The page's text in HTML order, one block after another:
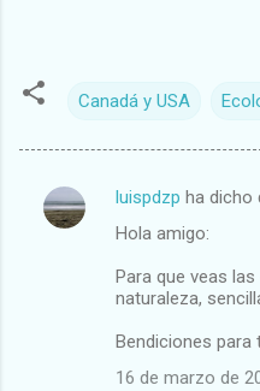
Canadá y USA
C
luispdzp ha dicho
Hola amigo:
Para que veas
naturaleza,
Bendiciones para
16 de marzo de